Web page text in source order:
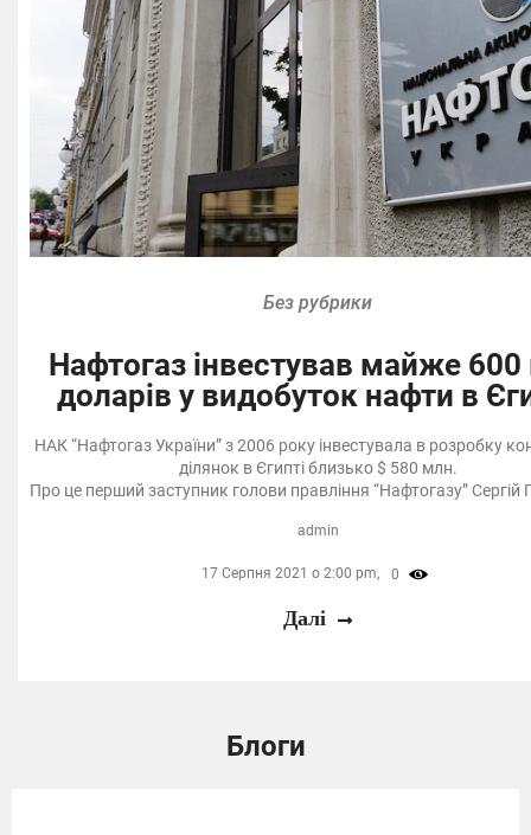
Без рубрики
Нафтогаз інвестував майже
доларів у видобуток нафти в
НАК “Нафтогаз України” з 2006 року інвестувала в розробку
ділянок в Єгипті близько $ 580 млн.
Про це перший заступник голови правління “Нафтогазу”
admin
17 Серпня 2021 о 2:00 pm, 0
Далі
Блоги